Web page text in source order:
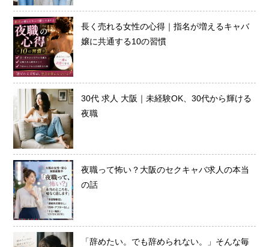
長く売れる女性の心得｜指名が増えるキャバ
嬢に共通する10の習慣
30代 求人 大阪｜未経験OK、30代から輝ける
夜職
夜職って怖い？大阪のセクキャバ求人の本当
の話
「辞めたい。でも辞められない。」そんな毎